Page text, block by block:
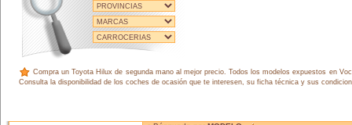
Compra un Toyota Hilux de segunda mano al mejor precio. Todos los modelos expuestos en
Consulta la disponibilidad de los coches de ocasión que te interesen, su ficha técnica y sus